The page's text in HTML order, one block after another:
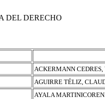
DEL DERECHO
ACKERMANN
AGUIRRE TÉLIZ,
AYALA